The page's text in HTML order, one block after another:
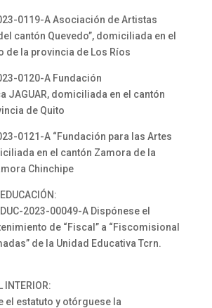
0119-A Asociación de Artistas
cantón Quevedo”, domiciliada en el
de la provincia de Los Ríos
0120-A Fundación
JAGUAR, domiciliada en el cantón
de Quito
0121-A “Fundación para las Artes
en el cantón Zamora de la
Chinchipe
2023-00049-A Dispónese el
de “Fiscal” a “Fiscomisional
de la Unidad Educativa Tcrn.
INTERIOR:
el estatuto y otórguese la